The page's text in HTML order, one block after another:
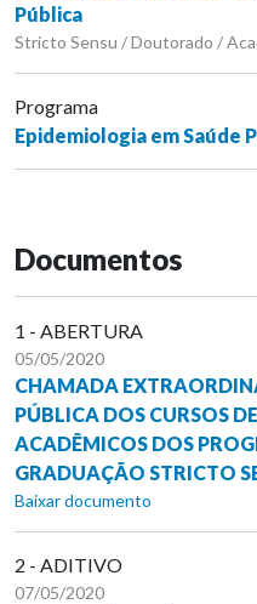
Pública
Stricto Sensu / Doutorado /
Programa
Epidemiologia em Saúde
Documentos
1 - ABERTURA
05/05/2020
CHAMADA
PÚBLICA DOS CURSOS
ACADÊMICOS DOS
GRADUAÇÃO STRICTO
Baixar documento
2 - ADITIVO
07/05/2020